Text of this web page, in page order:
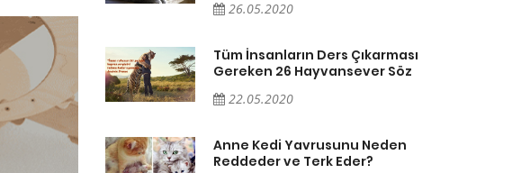
Çıkarması
Söz
Neden
26.05.2020
Tüm İnsanların Ders Çıkarması
Gereken 26 Hayvansever Söz
22.05.2020
Anne Kedi Yavrusunu Neden
Reddeder ve Terk Eder?